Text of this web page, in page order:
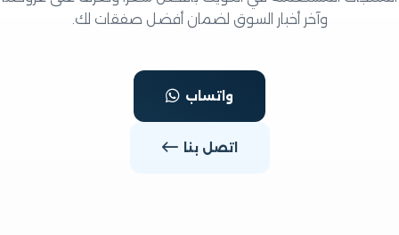
وآخر أخبار السوق لضمان أفضل صفقات لك.
واتساب
اتصل بنا